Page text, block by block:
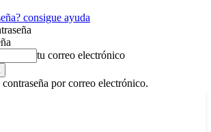
consigue ayuda
tu correo electrónico
por correo electrónico.